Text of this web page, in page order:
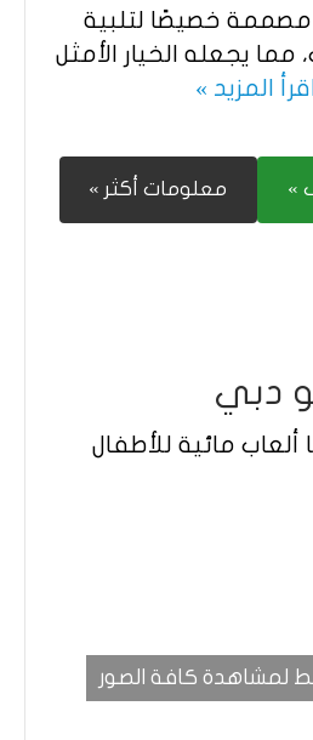
مصممة خصيصًا لتلبية
مما يجعله الخيار الأمثل
اقرأ المزيد »
» معلومات أكثر »
دبي
لمشاهدة كافة الصور